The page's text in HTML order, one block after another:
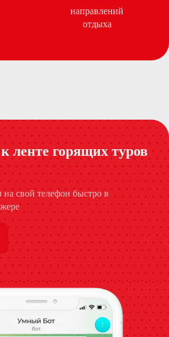
направлений
отдыха
ленте горящих туров
свой телефон быстро в